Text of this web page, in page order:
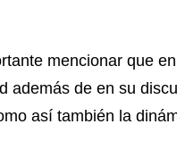
mencionar que
además de en su
así también la